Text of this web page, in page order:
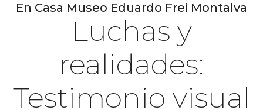
En Casa Museo Eduardo Frei Montalva
Luchas y
realidades:
Testimonio visual